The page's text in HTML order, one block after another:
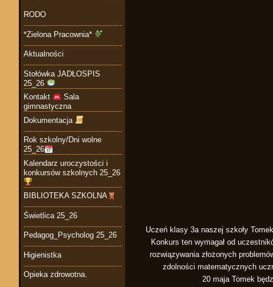
Uczeń klasy 3a naszej szkoły
Konkurs ten wymagał od
rozwiązywania złożonych
zdolności matematycznych
20 maja Tomek
RODO
*Zielona Pracownia*
Aktualności
Stołówka JADŁOSPIS
25_26
Kontakt
Sala
gimnastyczna
Dokumentacja
Rok szkolny/Dni wolne
25_26
Kalendarz uroczystości i
konkursów szkolnych 25_26
BIBLIOTEKA SZKOLNA
Świetlica 25_26
Pedagog_Psycholog 25_26
Higienistka
Opieka zdrowotna.